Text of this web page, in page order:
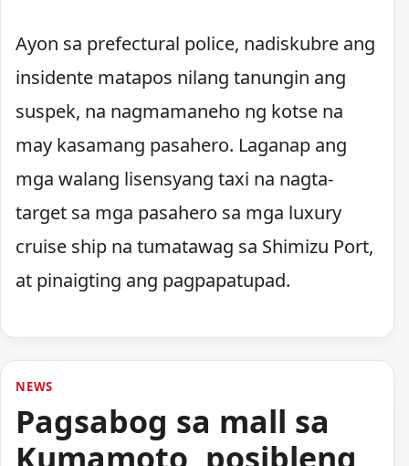
Ayon sa prefectural police, nadiskubre ang
insidente matapos nilang tanungin ang
suspek, na nagmamaneho ng kotse na
may kasamang pasahero. Laganap ang
mga walang lisensyang taxi na nagta-
target sa mga pasahero sa mga luxury
cruise ship na tumatawag sa Shimizu Port,
at pinaigting ang pagpapatupad.
NEWS
Pagsabog sa mall sa
Kumamoto, posibleng